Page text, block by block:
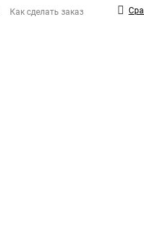
Как сделать заказ